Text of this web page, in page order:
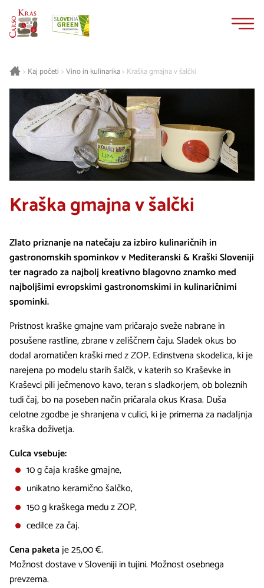
> Kaj početi > Vino in kulinarika> Kraška gmajna v šalčki
Kraška gmajna v šalčki
Zlato priznanje na natečaju za izbiro kulinaričnih in
gastronomskih spominkov v Mediteranski & Kraški Sloveniji
ter nagrado za najbolj kreativno blagovno znamkomed
najboljšimi evropskimi gastronomskimi in kulinaričnimi
spominki.
Pristnost kraške gmajne vam pričarajo sveže nabrane in
posušene rastline, zbrane v zeliščnem čaju. Sladek okus bo
dodal aromatičen kraški med z ZOP. Edinstvena skodelica, ki je
narejena po modelu starih šalčk, v katerih so Kraševke in
Kraševci pili ječmenovo kavo, teran s sladkorjem, ob boleznih
tudi čaj, bo na poseben način pričarala okus Krasa. Duša
celotne zgodbe je shranjena v culici, ki je primerna za nadaljnja
kraška doživetja.
Culca vsebuje:
10 g čaja kraške gmajne,
unikatno keramično šalčko,
150 g kraškega medu z ZOP,
cedilce za čaj.
Cena paketaje 25,00 €.
Možnost dostave v Sloveniji in tujini. Možnost osebnega
prevzema.